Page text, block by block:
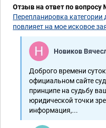
Отзыв на ответ по вопросу
Перепланировка категории
повлияет на мое исковое
Новиков
Доброго времени
официальном сайте
принципе на судьбу
юридической точки
информация,...